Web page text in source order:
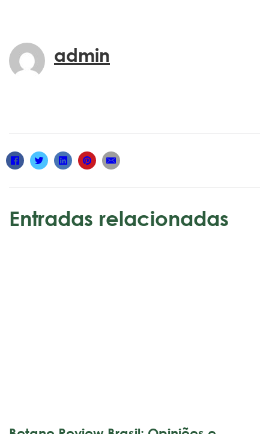
admin
Entradas relacionadas